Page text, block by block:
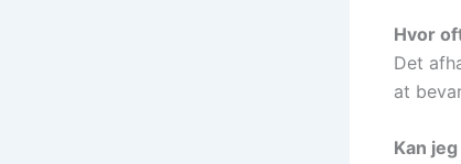
Hvor
Det
at
Kan